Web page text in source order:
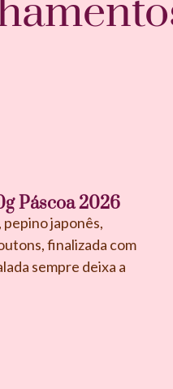
Páscoa 2026
japonês,
finalizada com
sempre deixa a